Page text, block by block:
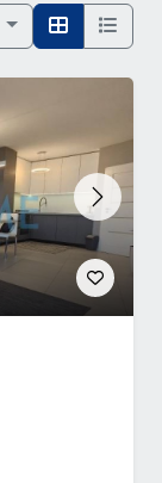
Next